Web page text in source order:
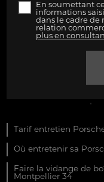
En soumettant
informations
dans le cadre de
relation
plus en
Tarif entretien
Où entretenir sa
Faire la vidange de
Montpellier 34